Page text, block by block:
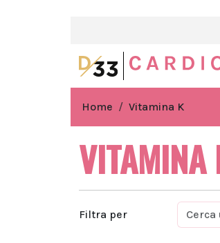
Home Vitamina K
VITAMINA
Filtra per